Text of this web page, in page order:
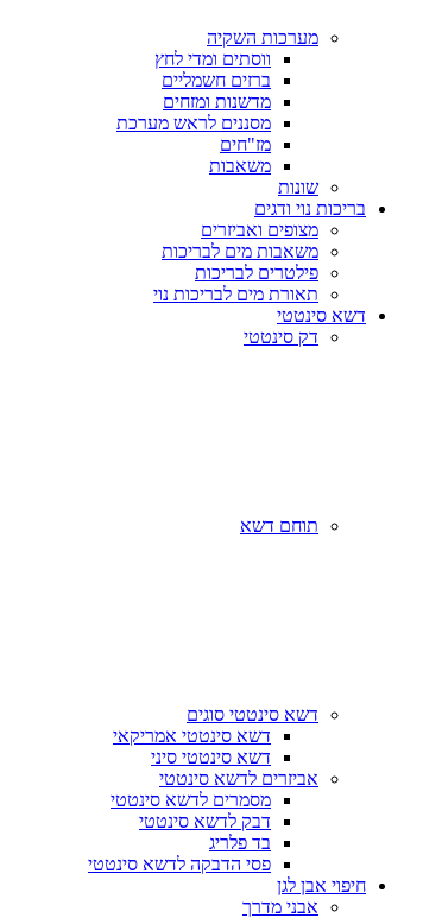
מערכות השקיה
ווסתים ומדי לחץ
ברזים חשמליים
מדשנות ומזחים
מסננים לראש מערכת
מז"חים
משאבות
שונות
בריכות נוי ודגים
מצופים ואביזרים
משאבות מים לבריכות
פילטרים לבריכות
תאורת מים לבריכות נוי
דשא סינטטי
דק סינטטי
תוחם דשא
דשא סינטטי סוגים
דשא סינטטי אמריקאי
דשא סינטטי סיני
אביזרים לדשא סינטטי
מסמרים לדשא סינטטי
דבק לדשא סינטטי
בד פלריג
פסי הדבקה לדשא סינטטי
חיפוי אבן לגן
אבני מדרך